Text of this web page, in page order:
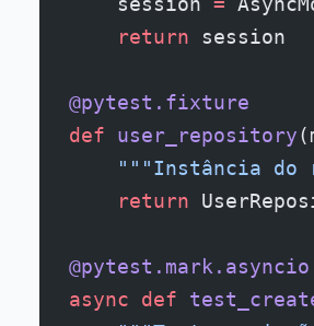
    return
session
@pytest.fixture
def user_repository
"""Instância do
    return
@pytest.mark.asyncio
async def